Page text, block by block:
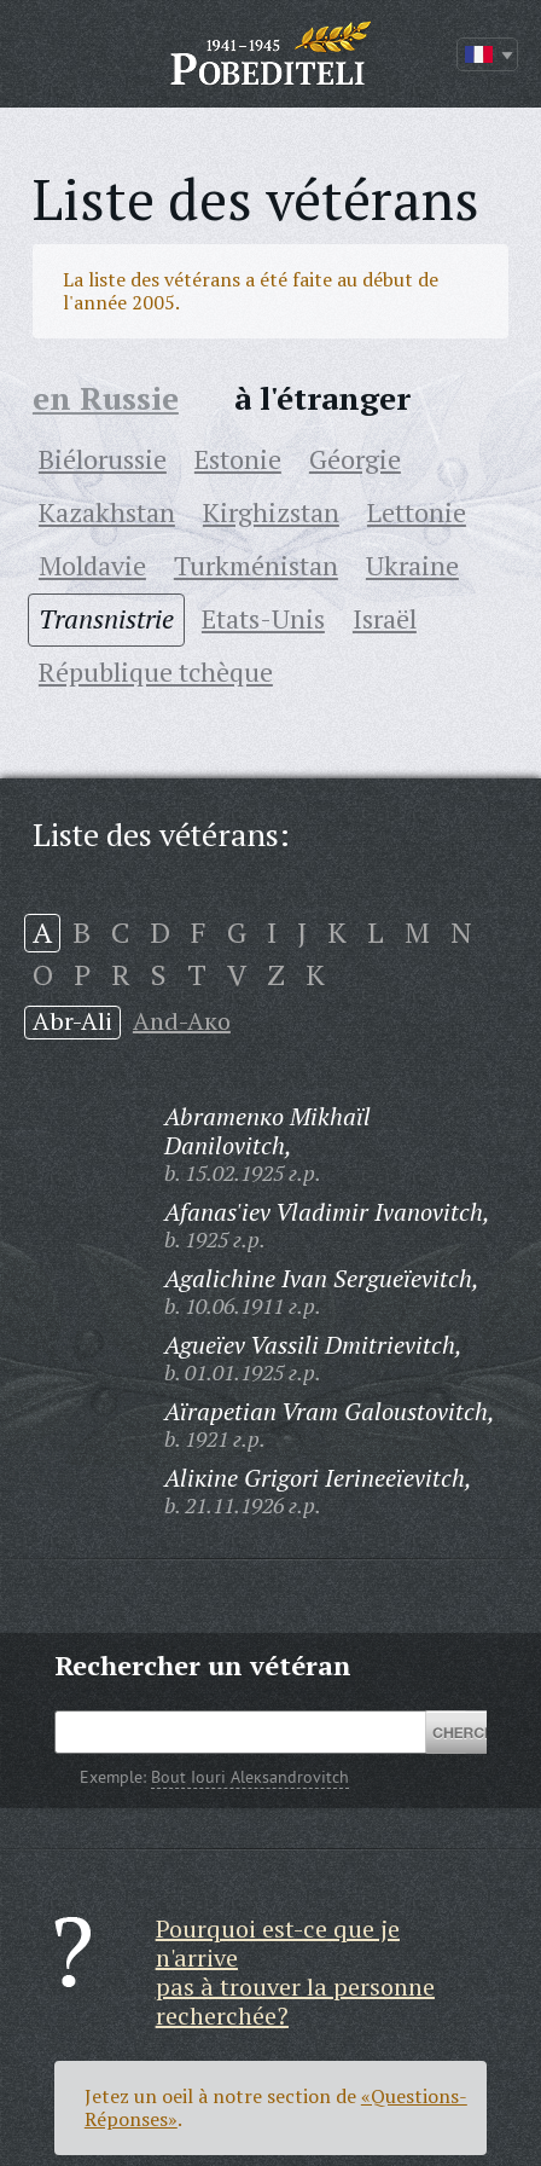
Liste des vétérans
La liste des vétérans a été faite au début de
l'année 2005.
en Russie à l'étranger
Biélorussie Estonie
Géorgie
Kazakhstan
Kirghizstan
Lettonie
Moldavie
Turkménistan
Ukraine
Transnistrie
Etats-Unis
Israël
République tchèque
Liste des vétérans:
A B C D F G I J K L M N
O P R S T V Z К
Abr-Ali And-Aкo
Abramenкo Mikhaïl
Danilovitch,
b. 15.02.1925 г.р.
Afanas'iev Vladimir Ivanovitch,
b. 1925 г.р.
Agalichine Ivan Sergueïevitch,
b. 10.06.1911 г.р.
Agueïev Vassili Dmitrievitch,
b. 01.01.1925 г.р.
Aïrapetian Vram Galoustovitch,
b. 1921 г.р.
Aliкine Grigori Ierineeïevitch,
b. 21.11.1926 г.р.
Rechercher un vétéran
Exemple: Bout Iouri Aleкsandrovitch
Pourquoi est-ce que je
n'arrive
pas à trouver la personne
recherchée?
Jetez un oeil à notre section de«Questions-
Réponses».